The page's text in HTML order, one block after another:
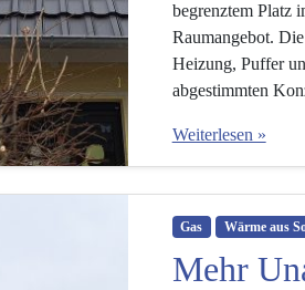
begrenztem Platz
Raumangebot.
Heizung, Puffer
abgestimmten
Weiterlesen »
Gas Wärme aus
Mehr